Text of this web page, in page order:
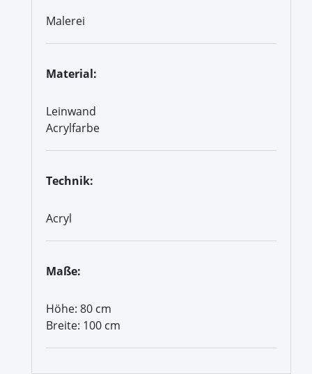
Malerei
Material:
Leinwand
Acrylfarbe
Technik:
Acryl
Maße:
Höhe: 80 cm
Breite: 100 cm